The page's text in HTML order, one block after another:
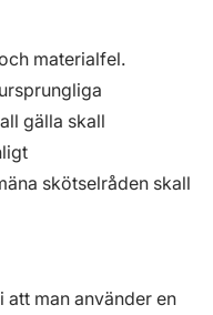
materialfel.
gälla skall
skötselråden skall
man använder en